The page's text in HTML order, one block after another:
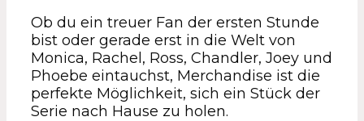
Ob du ein treuer Fan der ersten Stunde
bist oder gerade erst in die Welt von
Monica, Rachel, Ross, Chandler, Joey und
Phoebe eintauchst, Merchandise ist die
perfekte Möglichkeit, sich ein Stück der
Serie nach Hause zu holen.